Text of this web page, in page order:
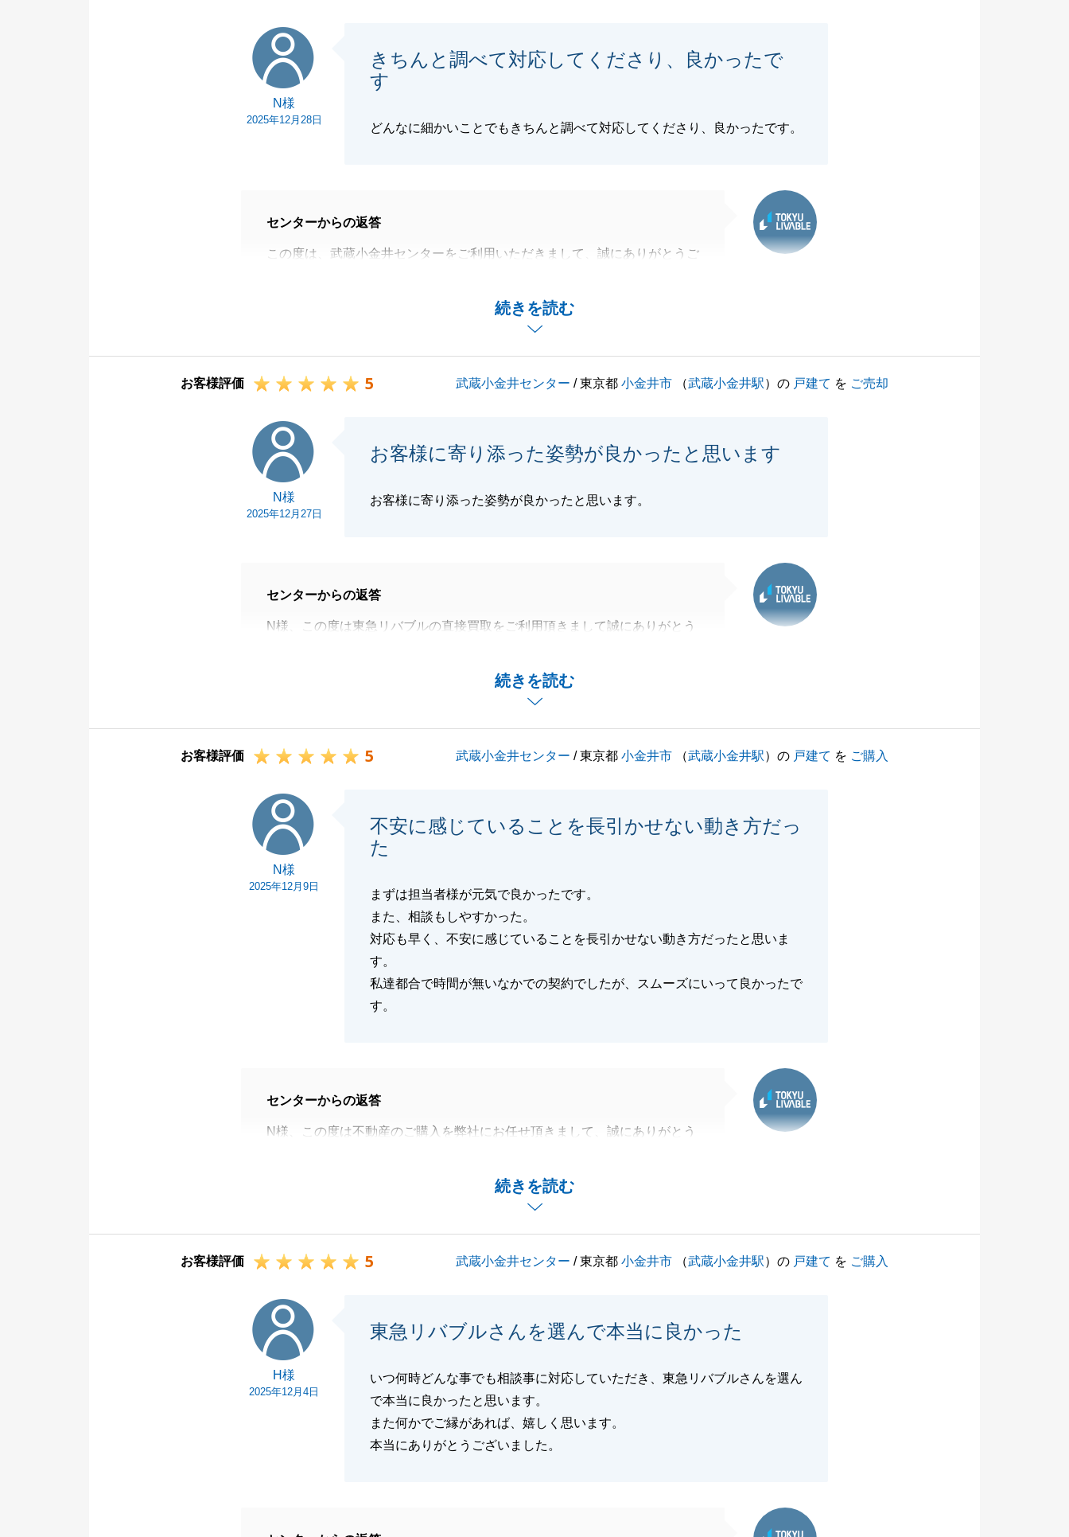
閉じる
N様
2025年12月28日
きちんと調べて対応してくださり、良かったで
す
どんなに細かいことでもきちんと調べて対応してくださり、良かったです。
続きを読む
センターからの返答
この度は、武蔵小金井センターをご利用いただきまして、誠にありがとうご
また、頂戴しました「どんなに細かいことでもきちんと調べて対応してくだ
さり、良かったです」という有難いお言葉を頂戴しましたが、いつも心がけ
当社の提案に対し、ご理解頂いたことで、無事ご成約することが出来まし
その後も、大変な思いをさせてしまいましたが、無事ご決済を迎えることが
できましたのはN様の多大なご協力のおかげでした。
最後に、また不動産のことでご質問・ご要望・お困り事がございましたら、
お気軽にお申し付けください。今後とも宜しくお願いいたします。
この度は、本当に有難うございました。
お客様評価 5 武蔵小金井センター / 東京都小金井市 （武蔵小金井駅）の 戸建て を ご売却
N様
2025年12月27日
お客様に寄り添った姿勢が良かったと思います
お客様に寄り添った姿勢が良かったと思います。
続きを読む
センターからの返答
N様、この度は東急リバブルの直接買取をご利用頂きまして誠にありがとう
遠方の不動産売却という事で色々とご協力を頂戴しまして感謝いたします。
今後とも、東急リバブルをよろしくお願いいたします。
お客様評価 5 武蔵小金井センター / 東京都小金井市 （武蔵小金井駅）の 戸建て を ご購入
N様
2025年12月9日
不安に感じていることを長引かせない動き方だっ
た
まずは担当者様が元気で良かったです。
また、相談もしやすかった。
対応も早く、不安に感じていることを長引かせない動き方だったと思いま
す。
私達都合で時間が無いなかでの契約でしたが、スムーズにいって良かったで
す。
続きを読む
センターからの返答
N様、この度は不動産のご購入を弊社にお任せ頂きまして、誠にありがとう
いつも迅速にご丁寧にご対応いただき誠にありがとうございました。
今後ともお困りの事がございましたら、お気軽にご相談いただけますと幸い
閉じる
お客様評価 5 武蔵小金井センター / 東京都小金井市 （武蔵小金井駅）の 戸建て を ご購入
H様
2025年12月4日
東急リバブルさんを選んで本当に良かった
いつ何時どんな事でも相談事に対応していただき、東急リバブルさんを選ん
で本当に良かったと思います。
また何かでご縁があれば、嬉しく思います。
本当にありがとうございました。